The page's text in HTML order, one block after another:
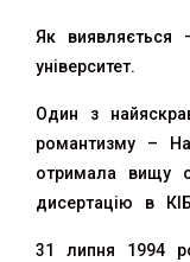
Як виявляється
університет.
Один з
романтизму –
отримала вищу
дисертацію в
31 липня 1994